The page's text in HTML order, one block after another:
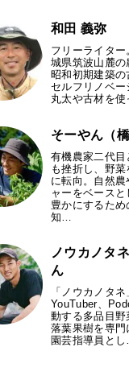
和田 義弥
フリーライタ
城県筑波山麓の
昭和初期建築
セルフリノベー
丸太や古材を
そーやん（
有機農家二代目
も挫折し、野
に転向。自然
ャーをベース
豊かにするた
知…
ノウカノタ
ん
「ノウカノタ
YouTuber、
動する多品目野
落葉果樹を専門
園芸指導員と